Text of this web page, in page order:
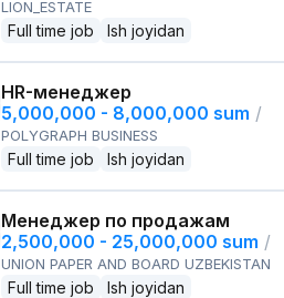
LION_ESTATE
Full time job Ish joyidan
HR-менеджер
5,000,000 - 8,000,000 sum /
POLYGRAPH BUSINESS
Full time job Ish joyidan
Менеджер по продажам
2,500,000 - 25,000,000 sum /
UNION PAPER AND BOARD UZBEKISTAN
Full time job Ish joyidan